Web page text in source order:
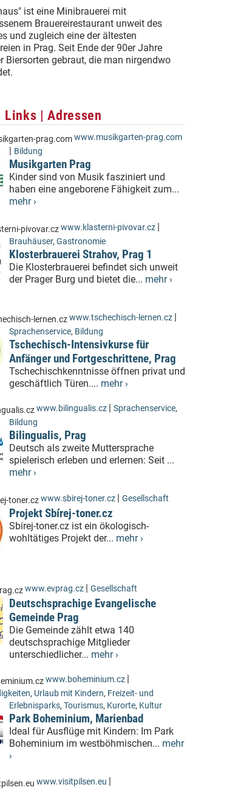
ist eine Minibrauerei mit
Brauereirestaurant unweit des
und zugleich eine der ältesten
in Prag. Seit Ende der 90er Jahre
Biersorten gebraut, die man nirgendwo
Links | Adressen
www.musikgarten-prag.com
Bildung
Musikgarten Prag
Kinder sind von Musik fasziniert und
haben eine angeborene Fähigkeit zum...
mehr ›
www.klasterni-pivovar.cz
Brauhäuser, Gastronomie
Klosterbrauerei Strahov, Prag 1
Die Klosterbrauerei befindet sich unweit
der Prager Burg und bietet die... mehr ›
www.tschechisch-lernen.cz
Sprachenservice, Bildung
Tschechisch-Intensivkurse für
Anfänger und Fortgeschrittene, Prag
Tschechischkenntnisse öffnen privat und
geschäftlich Türen.... mehr ›
www.bilingualis.cz Sprachenservice,
Bildung
Bilingualis, Prag
Deutsch als zweite Muttersprache
spielerisch erleben und erlernen: Seit ...
mehr ›
www.sbirej-toner.cz Gesellschaft
Projekt Sbírej-toner.cz
Sbírej-toner.cz ist ein ökologisch-
wohltätiges Projekt der... mehr ›
www.evprag.cz Gesellschaft
Deutschsprachige Evangelische
Gemeinde Prag
Die Gemeinde zählt etwa 140
deutschsprachige Mitglieder
unterschiedlicher... mehr ›
www.boheminium.cz
, Urlaub mit Kindern, Freizeit- und
Erlebnisparks, Tourismus, Kurorte, Kultur
Park Boheminium, Marienbad
Ideal für Ausflüge mit Kindern: Im Park
Boheminium im westböhmischen... mehr
›
www.visitpilsen.eu